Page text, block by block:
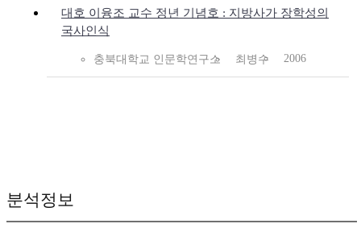
대호 이융조 교수 정년 기념호 : 지방사가 장학성의
국사인식
충북대학교 인문학연구소 최병수 2006
분석정보